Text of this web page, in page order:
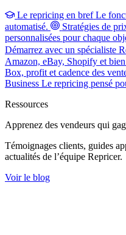
Le repricing en bref Le
automatisé.
Stratégies de
personnalisées pour chaque
Démarrez avec un spécialiste
Amazon, eBay, Shopify et
Box, profit et cadence des
Business Le repricing pensé
Ressources
Apprenez des vendeurs qui
Témoignages clients, guides
actualités de l’équipe Repricer.
Voir le blog